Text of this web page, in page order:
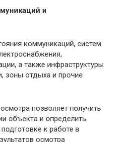
и
коммуникаций, систем
а также инфраструктуры
зоны отдыха и прочие
позволяет получить
объекта и определить
к работе в
осмотра